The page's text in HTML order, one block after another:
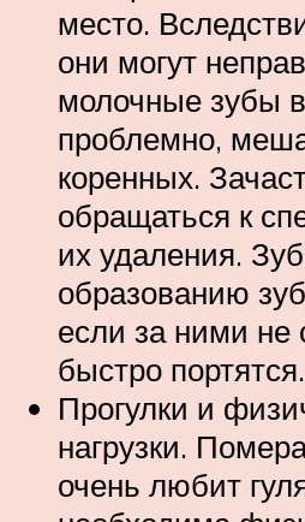
место.
они могут
молочные зубы
проблемно,
коренных.
обращаться к
их удаления.
образованию
если за ними не
быстро портятся.
Прогулки и
нагрузки.
очень любит